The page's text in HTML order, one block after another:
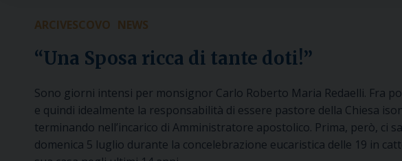
ARCIVESCOVO NEWS
“Una Sposa ricca di tante doti!”
Sono giorni intensi per monsignor Carlo Roberto Maria Redaelli. Fra
e quindi idealmente la responsabilità di essere pastore della Chiesa
terminando nell’incarico di Amministratore apostolico. Prima, però, ci
domenica 5 luglio durante la concelebrazione eucaristica delle 19 in